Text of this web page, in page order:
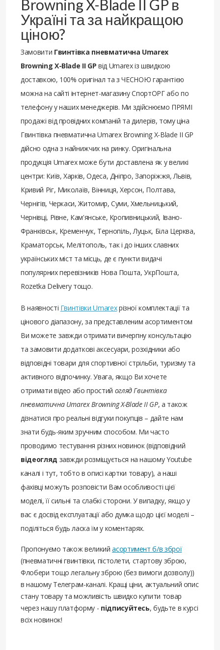
Browning X-Blade II GP в
Україні та за найкращою
ціною?
Замовити Гвинтівка пневматична Umarex
Browning X-Blade II GP від Umarex із швидкою
доставкою, 100% оригінал та з ЧЕСНОЮ гарантією
можна на сайті інтернет-магазину СпортОРГ або по
телефону у наших менеджерів. Ми здійснюємо ПРЯМІ
продажі від провідних компаній та дилерів, тому ціна
Гвинтівка пневматична Umarex Browning X-Blade II GP
дійсно одна з найнижчих на ринку. Оригінальна
продукція Umarex може бути доставлена ​​як у великі
центри: Київ, Харків, Одеса, Дніпро, Запоріжжя, Львів,
Кривий Ріг, Миколаїв, Вінниця, Херсон, Полтава,
Чернігів, Черкаси, Житомир, Суми, Хмельницький,
Чернівці, Рівне, Кам'янське, Кропивницький, Івано-
Франківськ, Кременчук, Тернопіль, Луцьк, Біла Церква,
Краматорськ, Мелітополь, так і до інших славних
українських міст та місць, де є пункти видачі
популярних перевізників Нова Пошта, УкрПошта,
Rozetka Delivery тощо.
В наявності Гвинтівки Umarexрізної комплектації та
цінового діапазону, за представленим асортиментом
Ви можете завжди отримати вичерпну консультацію
та замовити додаткові аксесуари, розхідники або
відповідні товари для спортивної стрільби, туризму та
активного відпочинку. Увага, якщо Ви хочете
отримати відео або простий огляд Гвинтівка
пневматична Umarex Browning X-Blade II GP, а також
дізнатися про реальні відгуки покупців – дайте нам
знати будь-яким зручним способом. Ми часто
проводимо тестування різних новинок (відповідний
відеогляд завжди розміщується на нашому Youtube
каналі і тут, тобто в описі картки товару), а наші
фахівці можуть розповісти Вам особливості цієї
моделі, її сильні та слабкі сторони. У випадку, якщо у
вас є досвід експлуатації або думка щодо цієї моделі –
поділіться будь ласка їм у коментарях.
Пропонуємо також великийасортимент б/в зброї
(пневматичні гвинтівки, пістолети, стартову зброю,
Флобери тощо легальну зброю (без вимоги дозволу))
в нашому Телеграм-каналі. Кращі ціни, актуальний опис
стану товару та можливість швидко купити товар
через нашу платформу - підписуйтесь, будьте в курсі
всіх новинок!